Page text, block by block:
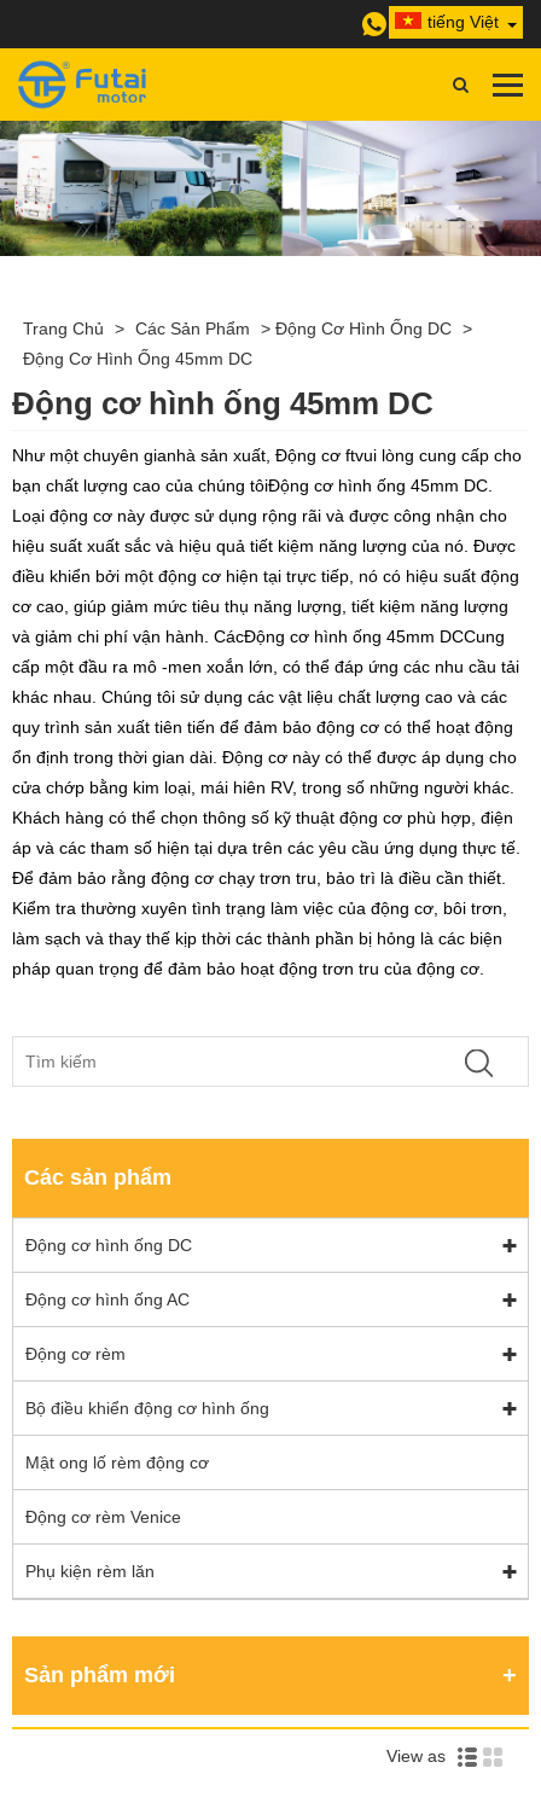
tiếng Việt
Trang Chủ > Các Sản Phẩm > Động Cơ Hình Ống DC >
Động Cơ Hình Ống 45mm DC
Động cơ hình ống 45mm DC
Như một chuyên gianhà sản xuất, Động cơ ftvui lòng cung cấp cho
bạn chất lượng cao của chúng tôiĐộng cơ hình ống 45mm DC.
Loại động cơ này được sử dụng rộng rãi và được công nhận cho
hiệu suất xuất sắc và hiệu quả tiết kiệm năng lượng của nó. Được
điều khiển bởi một động cơ hiện tại trực tiếp, nó có hiệu suất động
cơ cao, giúp giảm mức tiêu thụ năng lượng, tiết kiệm năng lượng
và giảm chi phí vận hành. CácĐộng cơ hình ống 45mm DCCung
cấp một đầu ra mô -men xoắn lớn, có thể đáp ứng các nhu cầu tải
khác nhau. Chúng tôi sử dụng các vật liệu chất lượng cao và các
quy trình sản xuất tiên tiến để đảm bảo động cơ có thể hoạt động
ổn định trong thời gian dài. Động cơ này có thể được áp dụng cho
cửa chớp bằng kim loại, mái hiên RV, trong số những người khác.
Khách hàng có thể chọn thông số kỹ thuật động cơ phù hợp, điện
áp và các tham số hiện tại dựa trên các yêu cầu ứng dụng thực tế.
Để đảm bảo rằng động cơ chạy trơn tru, bảo trì là điều cần thiết.
Kiểm tra thường xuyên tình trạng làm việc của động cơ, bôi trơn,
làm sạch và thay thế kịp thời các thành phần bị hỏng là các biện
pháp quan trọng để đảm bảo hoạt động trơn tru của động cơ.
Các sản phẩm
Động cơ hình ống DC
Động cơ hình ống AC
Động cơ rèm
Bộ điều khiển động cơ hình ống
Mật ong lố rèm động cơ
Động cơ rèm Venice
Phụ kiện rèm lăn
Sản phẩm mới
View as